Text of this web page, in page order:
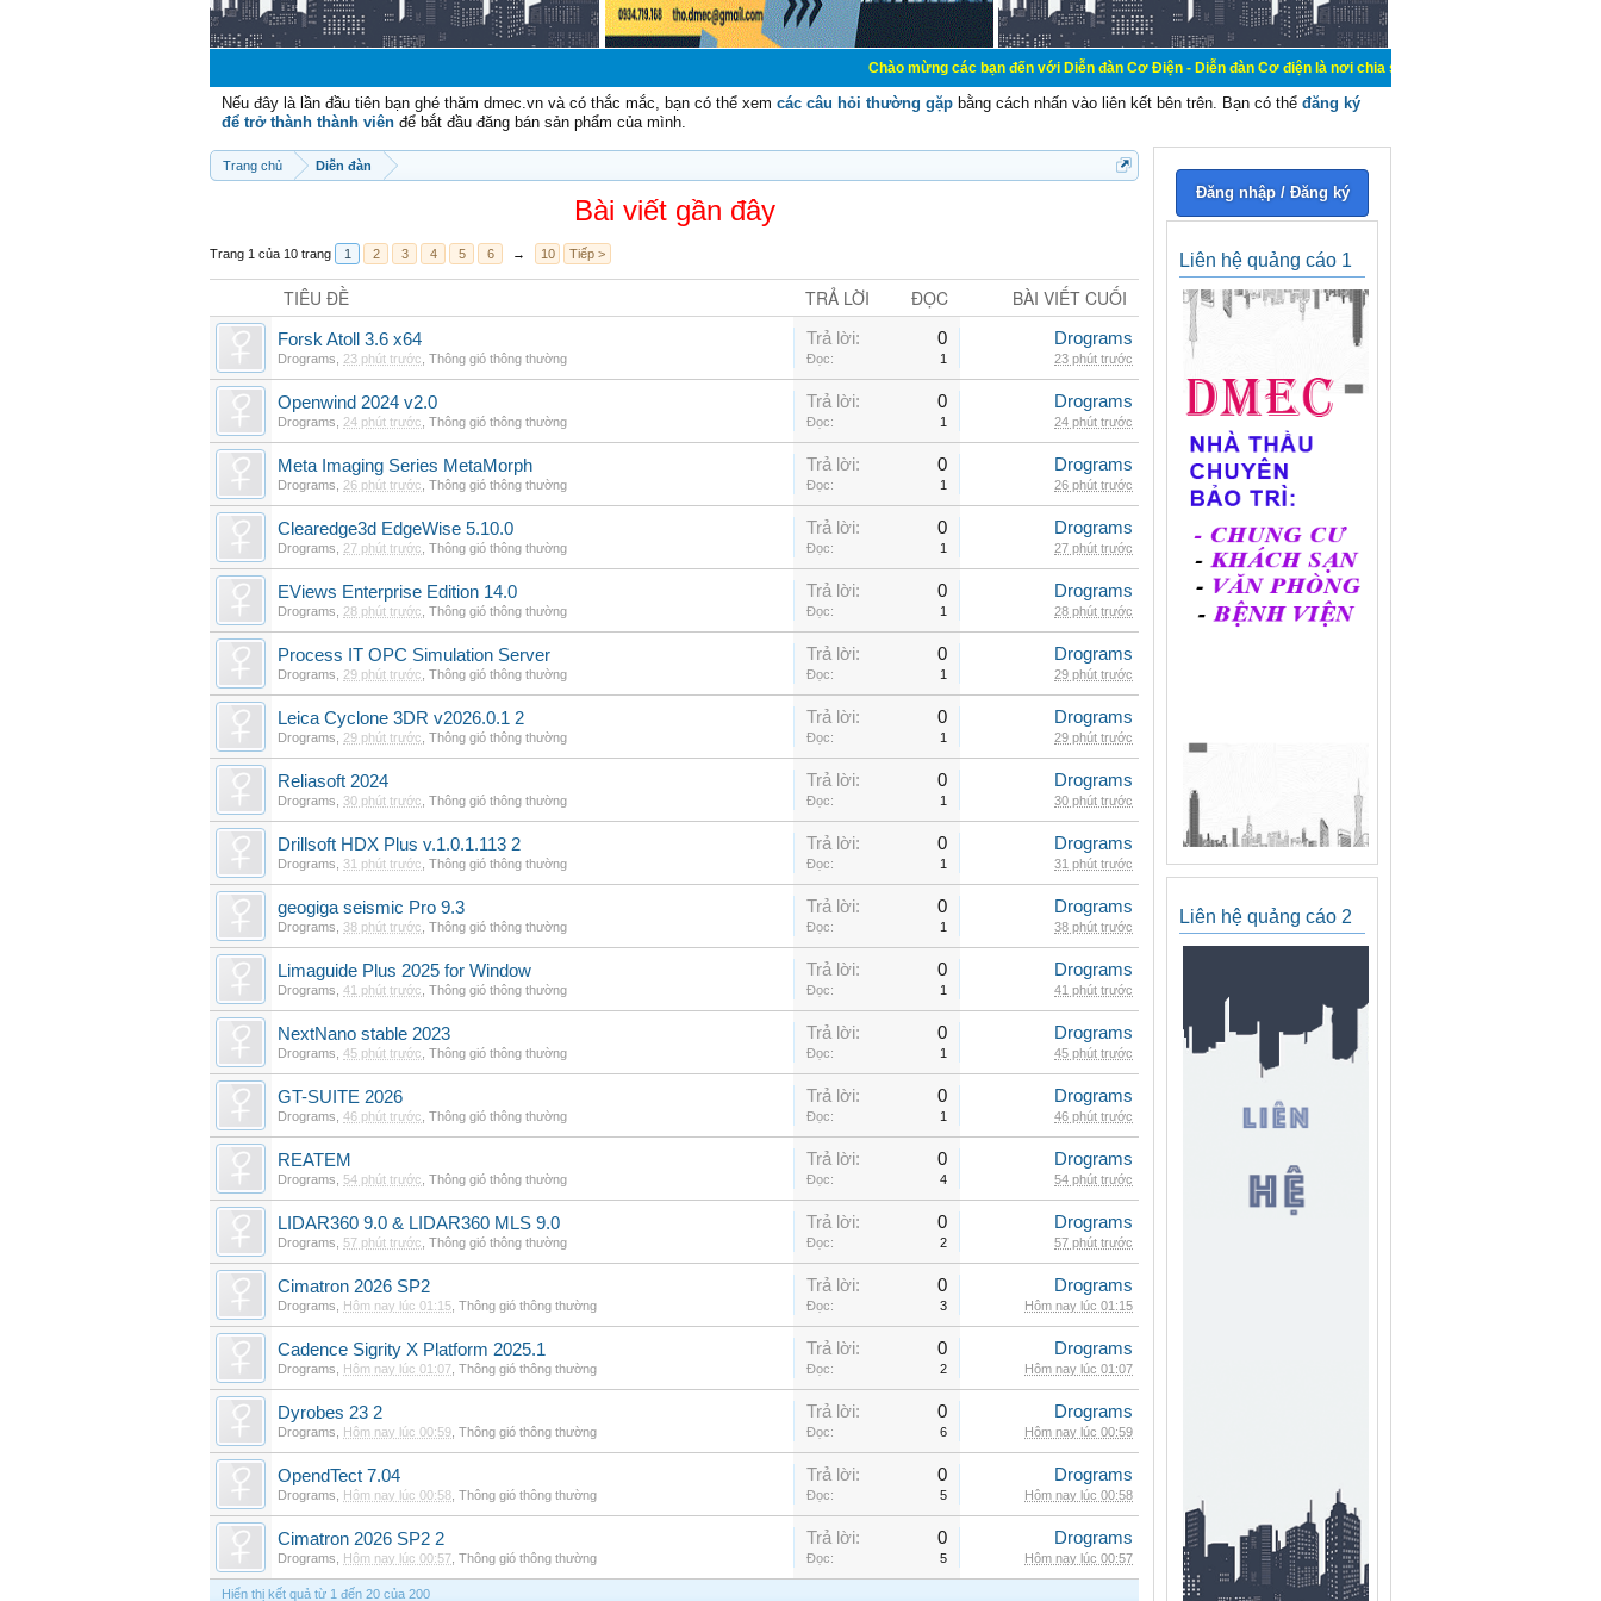
Chào mừng các bạn đến với Diễn đàn Cơ Điện - Diễn đàn Cơ điện là nơi chia sẽ kiến thức kinh nghiệm trong lãnh
Nếu đây là lần đầu tiên bạn ghé thăm dmec.vn và có thắc mắc, bạn có thể xem các câu hỏi thường gặp bằng cách nhấn vào liên kết bên trên. Bạn có thể đăng ký
để trở thành thành viên để bắt đầu đăng bán sản phẩm của mình.
Trang chủ Diễn đàn
Bài viết gần đây
Trang 1 của 10 trang 1 2 3 4 5 6 → 10 Tiếp >
TIÊU ĐỀ TRẢ LỜI ĐỌC BÀI VIẾT CUỐI
Forsk Atoll 3.6 x64
Drograms 23 phút trước Thông gió thông thường
Trả lời: 0
Đọc: 1
Drograms
23 phút trước
Openwind 2024 v2.0
Drograms 24 phút trước Thông gió thông thường
Trả lời: 0
Đọc: 1
Drograms
24 phút trước
Meta Imaging Series MetaMorph
Drograms 26 phút trước Thông gió thông thường
Trả lời: 0
Đọc: 1
Drograms
26 phút trước
Clearedge3d EdgeWise 5.10.0
Drograms 27 phút trước Thông gió thông thường
Trả lời: 0
Đọc: 1
Drograms
27 phút trước
EViews Enterprise Edition 14.0
Drograms 28 phút trước Thông gió thông thường
Trả lời: 0
Đọc: 1
Drograms
28 phút trước
Process IT OPC Simulation Server
Drograms 29 phút trước Thông gió thông thường
Trả lời: 0
Đọc: 1
Drograms
29 phút trước
Leica Cyclone 3DR v2026.0.1 2
Drograms 29 phút trước Thông gió thông thường
Trả lời: 0
Đọc: 1
Drograms
29 phút trước
Reliasoft 2024
Drograms 30 phút trước Thông gió thông thường
Trả lời: 0
Đọc: 1
Drograms
30 phút trước
Drillsoft HDX Plus v.1.0.1.113 2
Drograms 31 phút trước Thông gió thông thường
Trả lời: 0
Đọc: 1
Drograms
31 phút trước
geogiga seismic Pro 9.3
Drograms 38 phút trước Thông gió thông thường
Trả lời: 0
Đọc: 1
Drograms
38 phút trước
Limaguide Plus 2025 for Window
Drograms 41 phút trước Thông gió thông thường
Trả lời: 0
Đọc: 1
Drograms
41 phút trước
NextNano stable 2023
Drograms 45 phút trước Thông gió thông thường
Trả lời: 0
Đọc: 1
Drograms
45 phút trước
GT-SUITE 2026
Drograms 46 phút trước Thông gió thông thường
Trả lời: 0
Đọc: 1
Drograms
46 phút trước
REATEM
Drograms 54 phút trước Thông gió thông thường
Trả lời: 0
Đọc: 4
Drograms
54 phút trước
LIDAR360 9.0 & LIDAR360 MLS 9.0
Drograms 57 phút trước Thông gió thông thường
Trả lời: 0
Đọc: 2
Drograms
57 phút trước
Cimatron 2026 SP2
Drograms Hôm nay lúc 01:15 Thông gió thông thường
Trả lời: 0
Đọc: 3
Drograms
Hôm nay lúc 01:15
Cadence Sigrity X Platform 2025.1
Drograms Hôm nay lúc 01:07 Thông gió thông thường
Trả lời: 0
Đọc: 2
Drograms
Hôm nay lúc 01:07
Dyrobes 23 2
Drograms Hôm nay lúc 00:59 Thông gió thông thường
Trả lời: 0
Đọc: 6
Drograms
Hôm nay lúc 00:59
OpendTect 7.04
Drograms Hôm nay lúc 00:58 Thông gió thông thường
Trả lời: 0
Đọc: 5
Drograms
Hôm nay lúc 00:58
Cimatron 2026 SP2 2
Drograms Hôm nay lúc 00:57 Thông gió thông thường
Trả lời: 0
Đọc: 5
Drograms
Hôm nay lúc 00:57
Hiển thị kết quả từ 1 đến 20 của 200
Đăng nhập / Đăng ký
Liên hệ quảng cáo 1
Liên hệ quảng cáo 2